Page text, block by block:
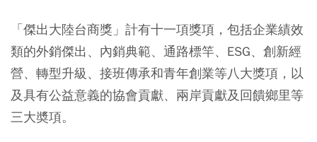
「傑出大陸台商獎」計有十一項獎項，包括企業績效
類的外銷傑出、內銷典範、通路標竿、ESG、創新經
營、轉型升級、接班傳承和青年創業等八大獎項，以
及具有公益意義的協會貢獻、兩岸貢獻及回饋鄉里等
三大奬項。